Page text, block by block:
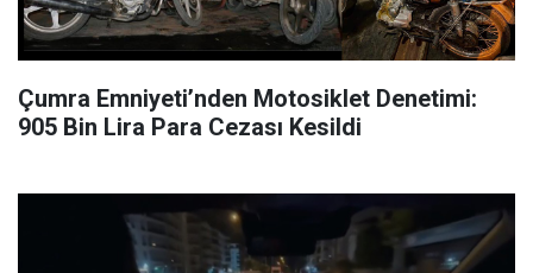
Çumra Emniyeti’nden Motosiklet Denetimi:
905 Bin Lira Para Cezası Kesildi